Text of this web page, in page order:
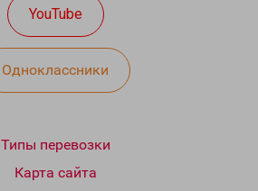
YouTube
Одноклассники
Типы перевозки
Карта сайта